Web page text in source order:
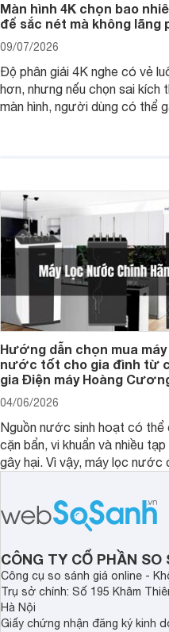
Màn hình 4K chọn bao
để sắc nét mà không lãng
09/07/2026
Độ phân giải 4K nghe có vẻ
hơn, nhưng nếu chọn sai kích
màn hình, người dùng có thể
Hướng dẫn chọn mua
nước tốt cho gia đình từ
gia Điện máy Hoàng
04/06/2026
Nguồn nước sinh hoạt có thể
cặn bẩn, vi khuẩn và nhiều
gây hại. Vì vậy, máy lọc nước
sức khỏe và đảm bảo nguồn
sạch cho cả gia đình.
CÔNG TY CỔ PHẦN SO
Công cụ so sánh giá online -
Trụ sở chính: Số 195 Khâm
Hà Nội
Giấy chứng nhận đăng ký kinh